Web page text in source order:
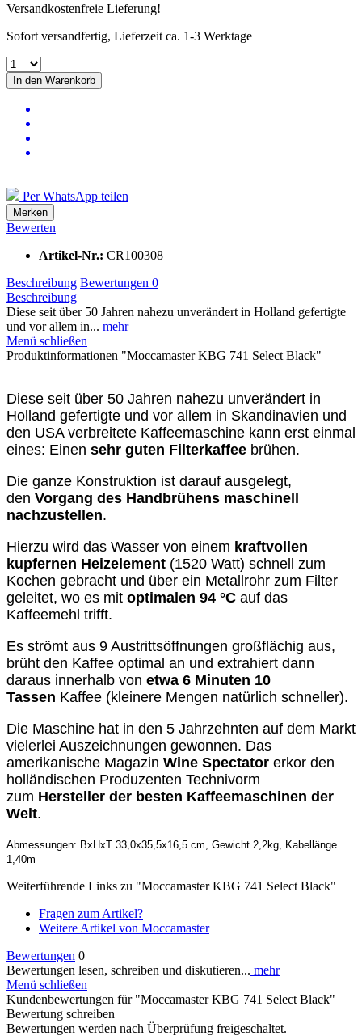
Versandkostenfreie Lieferung!
Sofort versandfertig, Lieferzeit ca. 1-3 Werktage
In den Warenkorb
Per WhatsApp teilen
Merken
Bewerten
Artikel-Nr.: CR100308
Beschreibung Bewertungen 0
Beschreibung
Diese seit über 50 Jahren nahezu unverändert in Holland gefertigte
und vor allem in... mehr
Menü schließen
Produktinformationen "Moccamaster KBG 741 Select Black"
Diese seit über 50 Jahren nahezu unverändert in
Holland gefertigte und vor allem in Skandinavien und
den USA verbreitete Kaffeemaschine kann erst einmal
eines: Einen sehr guten Filterkaffee brühen.
Die ganze Konstruktion ist darauf ausgelegt,
den Vorgang des Handbrühens maschinell
nachzustellen.
Hierzu wird das Wasser von einem kraftvollen
kupfernen Heizelement (1520 Watt) schnell zum
Kochen gebracht und über ein Metallrohr zum Filter
geleitet, wo es mit optimalen 94 °C auf das
Kaffeemehl trifft.
Es strömt aus 9 Austrittsöffnungen großflächig aus,
brüht den Kaffee optimal an und extrahiert dann
daraus innerhalb von etwa 6 Minuten 10
Tassen Kaffee (kleinere Mengen natürlich schneller).
Die Maschine hat in den 5 Jahrzehnten auf dem Markt
vielerlei Auszeichnungen gewonnen. Das
amerikanische Magazin Wine Spectator erkor den
holländischen Produzenten Technivorm
zum Hersteller der besten Kaffeemaschinen der
Welt.
Abmessungen: BxHxT 33,0x35,5x16,5 cm, Gewicht 2,2kg, Kabellänge
1,40m
Weiterführende Links zu "Moccamaster KBG 741 Select Black"
Fragen zum Artikel?
Weitere Artikel von Moccamaster
Bewertungen 0
Bewertungen lesen, schreiben und diskutieren... mehr
Menü schließen
Kundenbewertungen für "Moccamaster KBG 741 Select Black"
Bewertung schreiben
Bewertungen werden nach Überprüfung freigeschaltet.